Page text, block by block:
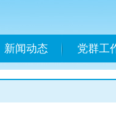
新闻动态 党群工